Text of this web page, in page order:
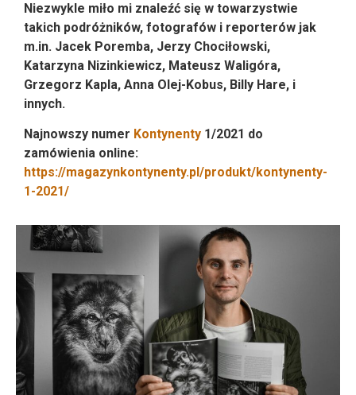
Niezwykle miło mi znaleźć się w towarzystwie
takich podróżników, fotografów i reporterów jak
m.in. Jacek Poremba, Jerzy Chociłowski,
Katarzyna Nizinkiewicz, Mateusz Waligóra,
Grzegorz Kapla, Anna Olej-Kobus, Billy Hare, i
innych.
Najnowszy numer Kontynenty 1/2021 do
zamówienia online:
https://magazynkontynenty.pl/produkt/kontynenty-
1-2021/